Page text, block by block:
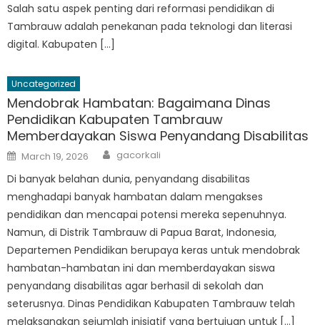
Salah satu aspek penting dari reformasi pendidikan di
Tambrauw adalah penekanan pada teknologi dan literasi
digital. Kabupaten […]
Uncategorized
Mendobrak Hambatan: Bagaimana Dinas
Pendidikan Kabupaten Tambrauw
Memberdayakan Siswa Penyandang Disabilitas
Posted
on
March 19, 2026 Author
gacorkali
Di banyak belahan dunia, penyandang disabilitas
menghadapi banyak hambatan dalam mengakses
pendidikan dan mencapai potensi mereka sepenuhnya.
Namun, di Distrik Tambrauw di Papua Barat, Indonesia,
Departemen Pendidikan berupaya keras untuk mendobrak
hambatan-hambatan ini dan memberdayakan siswa
penyandang disabilitas agar berhasil di sekolah dan
seterusnya. Dinas Pendidikan Kabupaten Tambrauw telah
melaksanakan sejumlah inisiatif yang bertujuan untuk […]